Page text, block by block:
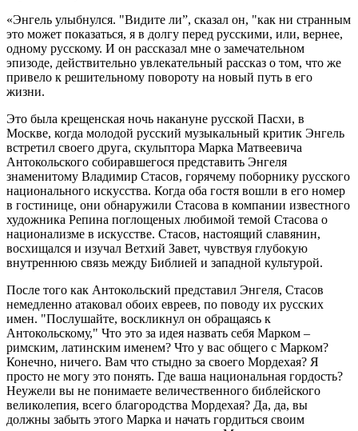
«Энгель улыбнулся. "Видите ли”, сказал он, "как ни странным
это может показаться, я в долгу перед русскими, или, вернее,
одному русскому. И он рассказал мне о замечательном
эпизоде, действительно увлекательный рассказ о том, что же
привело к решительному повороту на новый путь в его
жизни.
Это была крещенская ночь накануне русской Пасхи, в
Москве, когда молодой русский музыкальный критик Энгель
встретил своего друга, скульптора Марка Матвеевича
Антокольского собиравшегося представить Энгеля
знаменитому Владимир Стасов, горячему поборнику русского
национального искусства. Когда оба гостя вошли в его номер
в гостинице, они обнаружили Стасова в компании известного
художника Репина поглощеных любимой темой Стасова о
национализме в искусстве. Стасов, настоящий славянин,
восхищался и изучал Ветхий Завет, чувствуя глубокую
внутреннюю связь между Библией и западной культурой.
После того как Антокольский представил Энгеля, Стасов
немедленно атаковал обоих евреев, по поводу их русских
имен. "Послушайте, воскликнул он обращаясь к
Антокольскому," Что это за идея назвать себя Марком –
римским, латинским именем? Что у вас общего с Марком?
Конечно, ничего. Вам что стыдно за своего Мордехая? Я
просто не могу это понять. Где ваша национальная гордость?
Неужели вы не понимаете величественного библейского
великолепия, всего благородства Мордехая? Да, да, вы
должны забыть этого Марка и начать гордиться своим